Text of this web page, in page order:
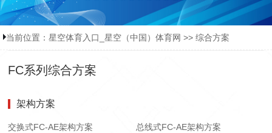
当前位置： 星空体育入口_星空（中国）体育网 >> 综合方案
FC系列综合方案
架构方案
交换式FC-AE架构方案 总线式FC-AE架构方案